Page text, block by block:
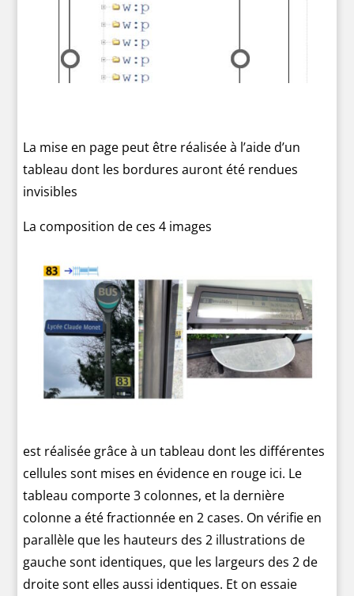
La mise en page peut être réalisée à l’aide d’un
tableau dont les bordures auront été rendues
invisibles
La composition de ces 4 images
est réalisée grâce à un tableau dont les différentes
cellules sont mises en évidence en rouge ici. Le
tableau comporte 3 colonnes, et la dernière
colonne a été fractionnée en 2 cases. On vérifie en
parallèle que les hauteurs des 2 illustrations de
gauche sont identiques, que les largeurs des 2 de
droite sont elles aussi identiques. Et on essaie